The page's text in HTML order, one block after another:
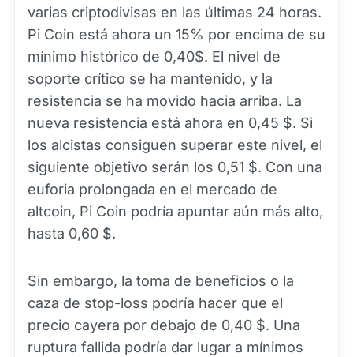
varias criptodivisas en las últimas 24 horas.
Pi Coin está ahora un 15% por encima de su
mínimo histórico de 0,40$. El nivel de
soporte crítico se ha mantenido, y la
resistencia se ha movido hacia arriba. La
nueva resistencia está ahora en 0,45 $. Si
los alcistas consiguen superar este nivel, el
siguiente objetivo serán los 0,51 $. Con una
euforia prolongada en el mercado de
altcoin, Pi Coin podría apuntar aún más alto,
hasta 0,60 $.
Sin embargo, la toma de beneficios o la
caza de stop-loss podría hacer que el
precio cayera por debajo de 0,40 $. Una
ruptura fallida podría dar lugar a mínimos